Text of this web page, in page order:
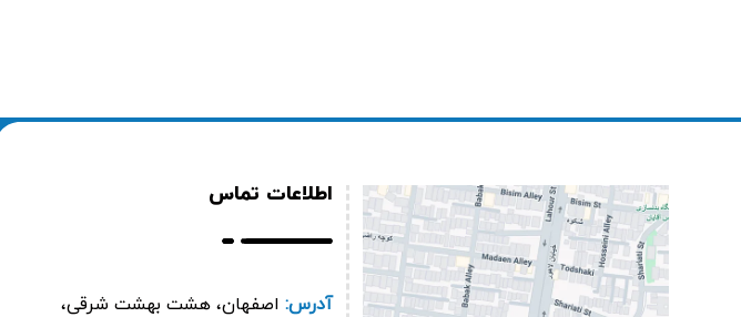
اطلاعات تماس
آدرس:اصفهان، هشت بهشت شرقی،